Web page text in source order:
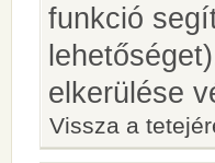
funkció
elkerülése
Vissza a